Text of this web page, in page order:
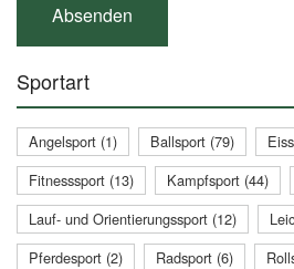
Sportart
Angelsport (1) Ballsport (79)
Fitnesssport (13)
Kampfsport (44)
Lauf- und Orientierungssport (12)
Pferdesport (2)
Radsport (6)